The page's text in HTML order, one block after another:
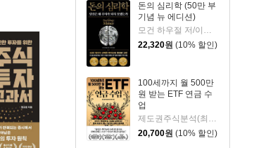
돈의 심리학 (50만 부
기념 뉴 에디션)
모건 하우절 저/이지연 역
22,320원 (10% 할인)
100세까지 월 500만
원 받는 ETF 연금 수
업
제도권주식분석(최기원) 저
20,700원 (10% 할인)